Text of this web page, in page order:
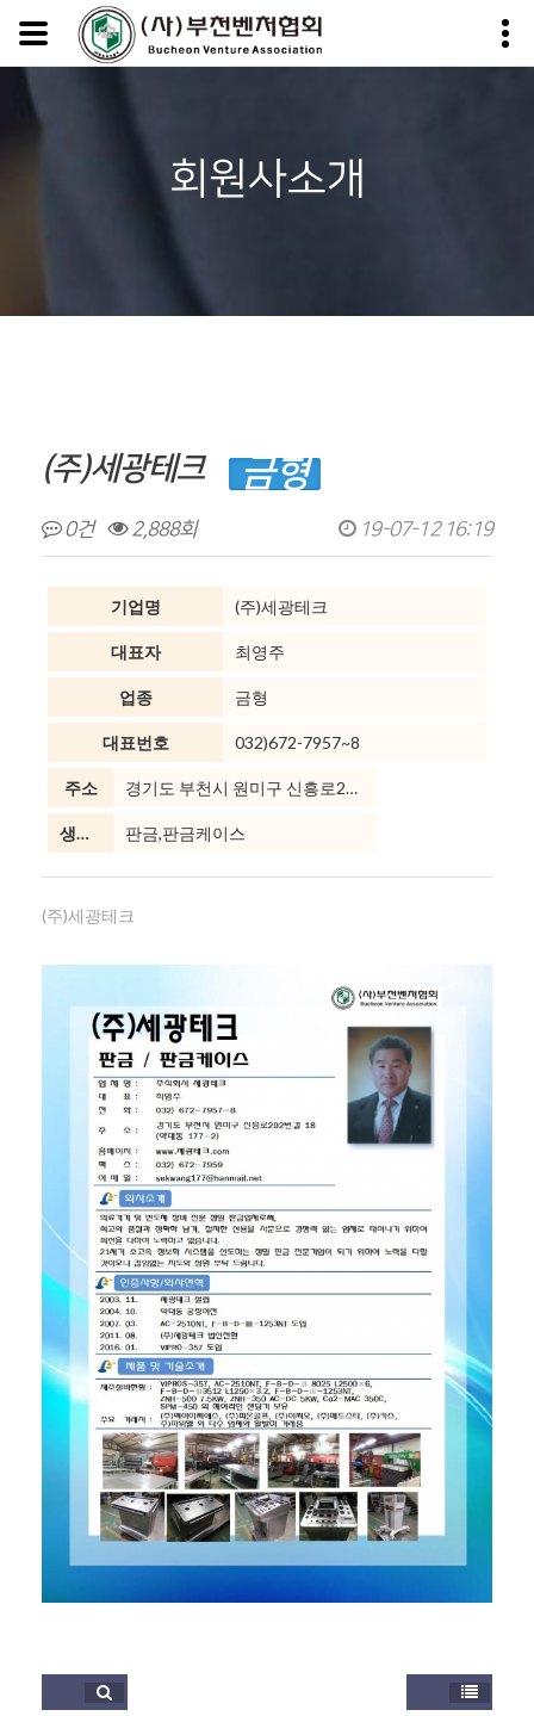
회원사소개
금형
(주)세광테크
0건 2,888회 19-07-12 16:19
기업명 (주)세광테크
대표자 최영주
업종 금형
대표번호 032)672-7957~8
주소 경기도 부천시 원미구 신흥로292번길 18 [약대동 177-2]
생산품목 판금,판금케이스
(주)세광테크